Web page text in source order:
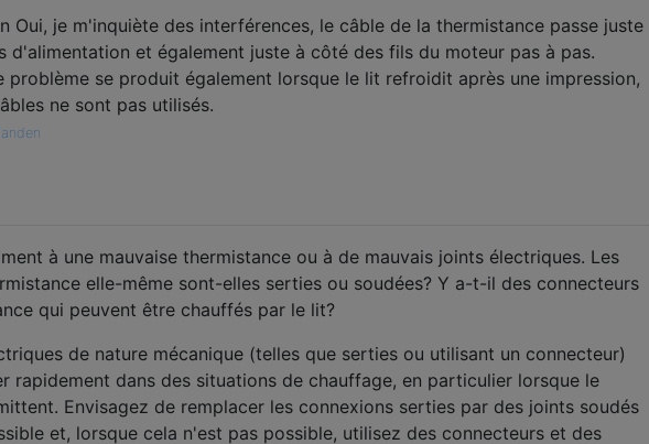
Oui, je m'inquiète des interférences, le câble de la thermistance passe juste
d'alimentation et également juste à côté des fils du moteur pas à pas.
problème se produit également lorsque le lit refroidit après une impression,
ne sont pas utilisés.
à une mauvaise thermistance ou à de mauvais joints électriques. Les
elle-même sont-elles serties ou soudées? Y a-t-il des connecteurs
qui peuvent être chauffés par le lit?
de nature mécanique (telles que serties ou utilisant un connecteur)
rapidement dans des situations de chauffage, en particulier lorsque le
Envisagez de remplacer les connexions serties par des joints soudés
et, lorsque cela n'est pas possible, utilisez des connecteurs et des